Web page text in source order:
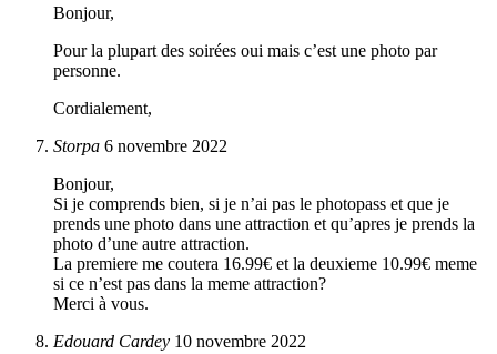
Bonjour,
Pour la plupart des soirées oui mais c’est une photo par
personne.
Cordialement,
Storpa 6 novembre 2022
Bonjour,
Si je comprends bien, si je n’ai pas le photopass et que je
prends une photo dans une attraction et qu’apres je prends la
photo d’une autre attraction.
La premiere me coutera 16.99€ et la deuxieme 10.99€ meme
si ce n’est pas dans la meme attraction?
Merci à vous.
Edouard Cardey 10 novembre 2022